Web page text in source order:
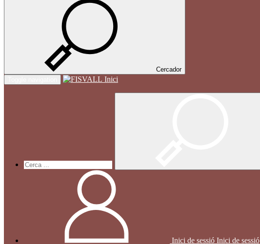
Cercador
Inici
Inici de sessió Inici de sessió